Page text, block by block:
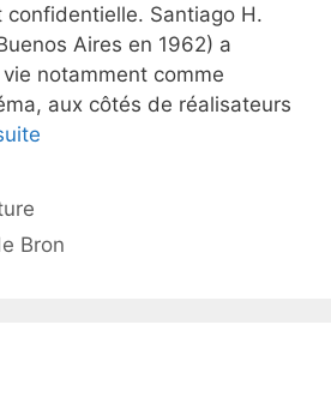
confidentielle. Santiago H.
Aires en 1962) a
vie notamment comme
aux côtés de réalisateurs
Bron